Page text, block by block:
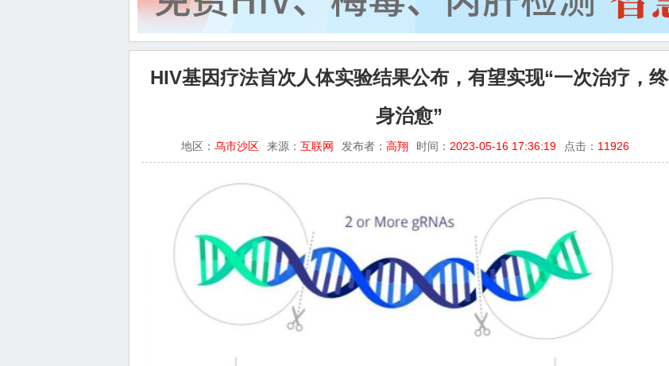
HIV基因疗法首次人体实验结果公布，有望实现“一次治疗，终
身治愈”
地区： 乌市沙区 来源： 互联网 发布者： 高翔 时间： 2023-05-16 17:36:19 点击： 11926